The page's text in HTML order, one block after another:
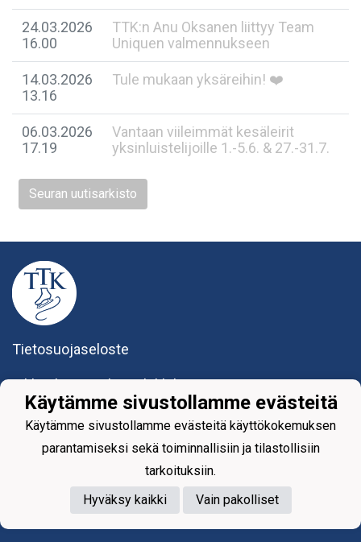
24.03.2026
16.00
TTK:n Anu Oksanen liittyy Team
Uniquen valmennukseen
14.03.2026
13.16
Tule mukaan yksäreihin! ❤️
06.03.2026
17.19
Vantaan viileimmät kesäleirit
yksinluistelijoille 1.-5.6. & 27.-31.7.
Seuran uutisarkisto
Tietosuojaseloste
Tikkurilan Taitoluisteluklubi ry
Yhteystiedot
Powered by
Käytämme sivustollamme evästeitä
Käytämme sivustollamme evästeitä käyttökokemuksen
parantamiseksi sekä toiminnallisiin ja tilastollisiin
tarkoituksiin.
Hyväksy kaikki
Vain pakolliset